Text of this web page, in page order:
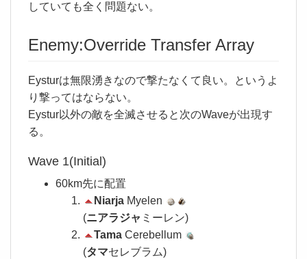
していても全く問題ない。
Enemy:Override Transfer Array
Eysturは無限湧きなので撃たなくて良い。というよ
り撃ってはならない。
Eystur以外の敵を全滅させると次のWaveが出現す
る。
Wave 1(Initial)
60km先に配置
Niarja Myelen
(ニアラジャ ミーレン)
Tama Cerebellum
(タマセレブラム)